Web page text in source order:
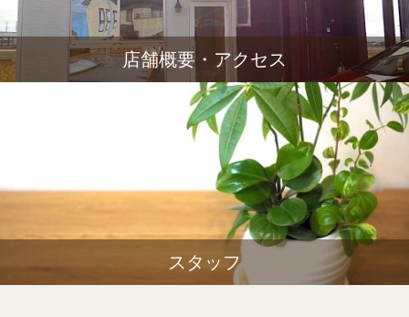
店舗概要・アクセス
スタッフ